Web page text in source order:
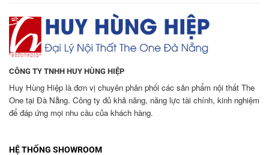
CÔNG TY TNHH HUY HÙNG HIỆP
Huy Hùng Hiệp là đơn vị chuyên phân phối các sản phẩm nội thất The
One tại Đà Nẵng. Công ty đủ khả năng, năng lực tài chính, kinh nghiệm
để đáp ứng mọi nhu cầu của khách hàng.
HỆ THỐNG SHOWROOM